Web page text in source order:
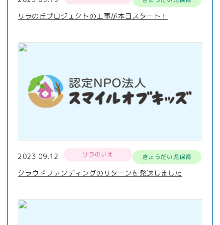
リラの丘プロジェクトの工事が本日スタート！
2023.09.12 リラのいえ きょうだい児保育
クラウドファンディングのリターンを発送しました